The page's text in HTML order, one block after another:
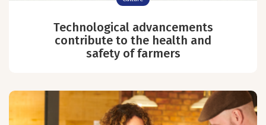
Technological advancements
contribute to the health and
safety of farmers